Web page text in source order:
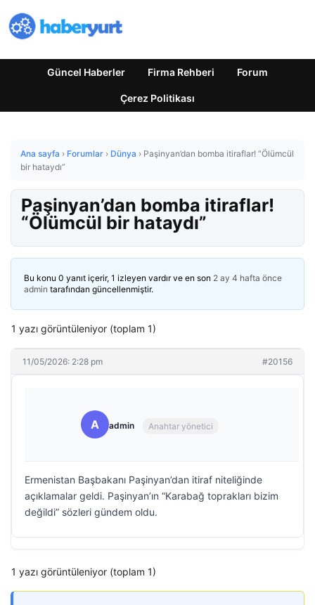
Güncel Haberler Firma Rehberi Forum
Çerez Politikası
Ana sayfa › Forumlar › Dünya › Paşinyan’dan bomba itiraflar! “Ölümcül
bir hataydı”
Paşinyan’dan bomba itiraflar!
“Ölümcül bir hataydı”
Bu konu 0 yanıt içerir, 1 izleyen vardır ve en son 2 ay 4 hafta önce
admin tarafından güncellenmiştir.
1 yazı görüntüleniyor (toplam 1)
11/05/2026: 2:28 pm #20156
A admin Anahtar yönetici
Ermenistan Başbakanı Paşinyan’dan itiraf niteliğinde
açıklamalar geldi. Paşinyan’ın “Karabağ toprakları bizim
değildi” sözleri gündem oldu.
1 yazı görüntüleniyor (toplam 1)